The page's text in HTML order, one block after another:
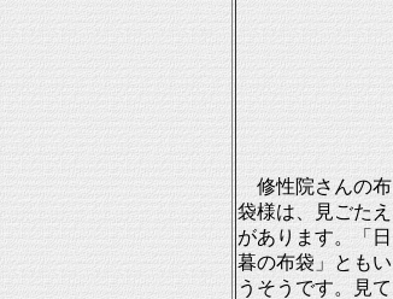
修性院さんの布
袋様は、見ごたえ
があります。「日
暮の布袋」ともい
うそうです。見て